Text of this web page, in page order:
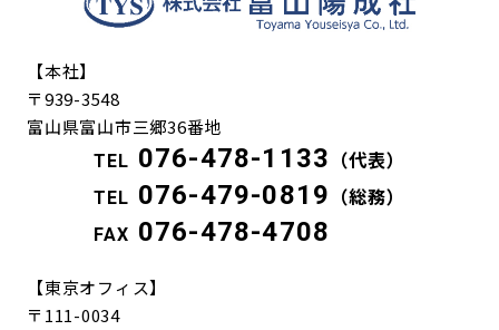
【本社】
〒939-3548
富山県富山市三郷36番地
TEL 076-478-1133
（代表）
TEL 076-479-0819
（総務）
FAX 076-478-4708
【東京オフィス】
〒111-0034